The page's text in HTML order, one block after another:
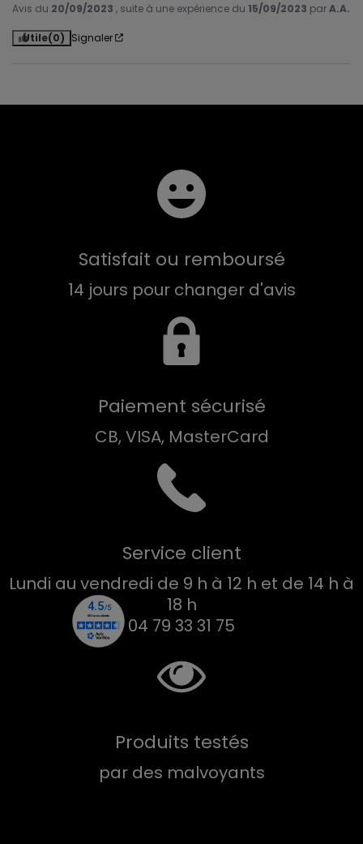
Avis du 20/09/2023 , suite à une expérience du 15/09/2023 parA.A.
Utile(0) Signaler
Satisfait ou remboursé
14 jours pour changer d'avis
Paiement sécurisé
CB, VISA, MasterCard
Service client
Lundi au vendredi de 9 h à 12 h et de 14 h à
18 h
04 79 33 31 75
Produits testés
par des malvoyants